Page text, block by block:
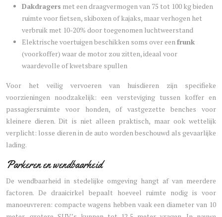
Dakdragers met een draagvermogen van 75 tot 100 kg bieden
ruimte voor fietsen, skiboxen of kajaks, maar verhogen het
verbruik met 10-20% door toegenomen luchtweerstand
Elektrische voertuigen beschikken soms over eenfrunk
(voorkoffer) waar de motor zou zitten, ideaal voor
waardevolle of kwetsbare spullen
Voor het veilig vervoeren van huisdieren zijn specifieke
voorzieningen noodzakelijk: een versteviging tussen koffer en
passagiersruimte voor honden, of vastgezette benches voor
kleinere dieren. Dit is niet alleen praktisch, maar ook wettelijk
verplicht: losse dieren in de auto worden beschouwd als gevaarlijke
lading.
Parkeren en wendbaarheid
De wendbaarheid in stedelijke omgeving hangt af van meerdere
factoren. De draaicirkel bepaalt hoeveel ruimte nodig is voor
manoeuvreren: compacte wagens hebben vaak een diameter van 10